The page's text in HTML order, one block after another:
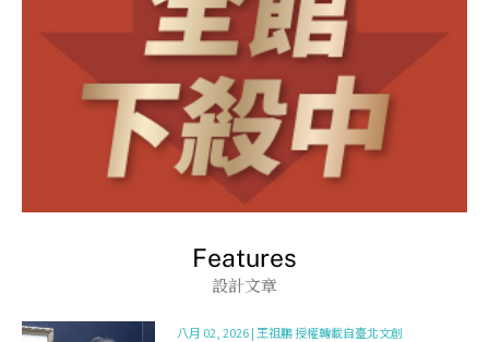
隱私權政策
Right of Privacy
畢業展贊助 Q＆A
八月 02, 2026| 王祖鵬 授權轉載自臺北文創
Features
設計文章